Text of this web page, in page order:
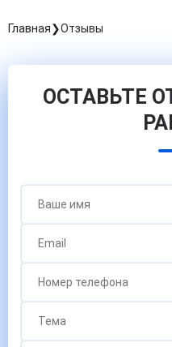
Главная Отзывы
ОСТАВЬТЕ